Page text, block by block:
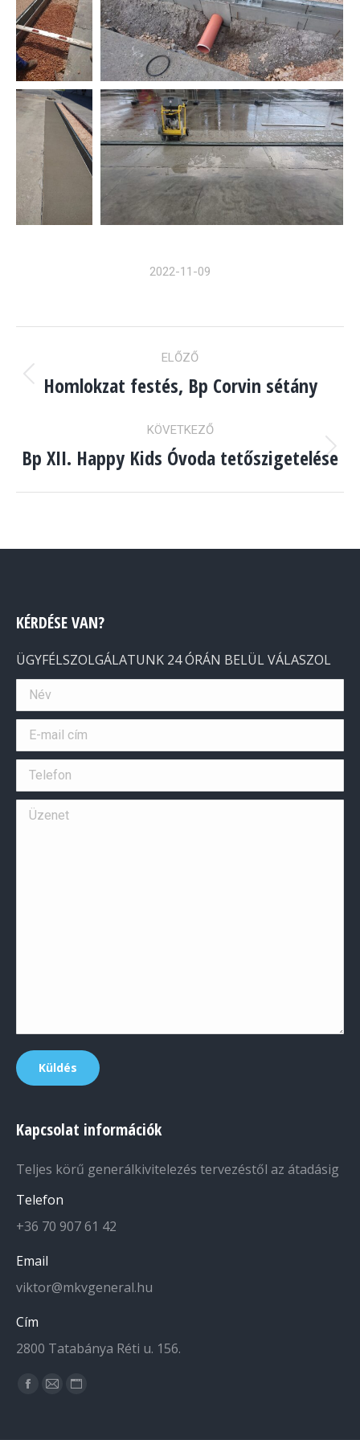
2022-11-09
ALBUM
NAVIGATION
ELŐZŐ
Előző
Homlokzat festés, Bp Corvin sétány
KÖVETKEZŐ
Következő
Bp XII. Happy Kids Óvoda tetőszigetelése
KÉRDÉSE VAN?
ÜGYFÉLSZOLGÁLATUNK 24 ÓRÁN BELÜL VÁLASZOL
Kapcsolat információk
Teljes körű generálkivitelezés tervezéstől az átadásig
Telefon
+36 70 907 61 42
Email
viktor@mkvgeneral.hu
Cím
2800 Tatabánya Réti u. 156.
Find us on:
Facebook
MailWebsite